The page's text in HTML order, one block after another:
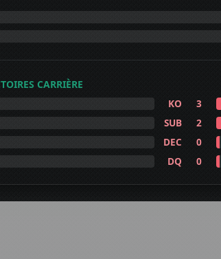
CARRIÈRE
KO
3
SUB 2
DEC 0
DQ 0